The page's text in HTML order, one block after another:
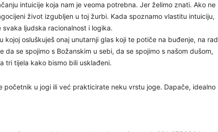
intuicije koja nam je veoma potrebna. Jer želimo znati. Ako ne
život izgubljen u toj žurbi. Kada spoznamo vlastitu intuiciju,
ljudska racionalnost i logika.
kojoj osluškuješ onaj unutarnji glas koji te potiče na buđenje, na rad
da se spojimo s Božanskim u sebi, da se spojimo s našom dušom,
tri tijela kako bismo bili usklađeni.
početnik u jogi ili već prakticirate neku vrstu joge. Dapače, idealno